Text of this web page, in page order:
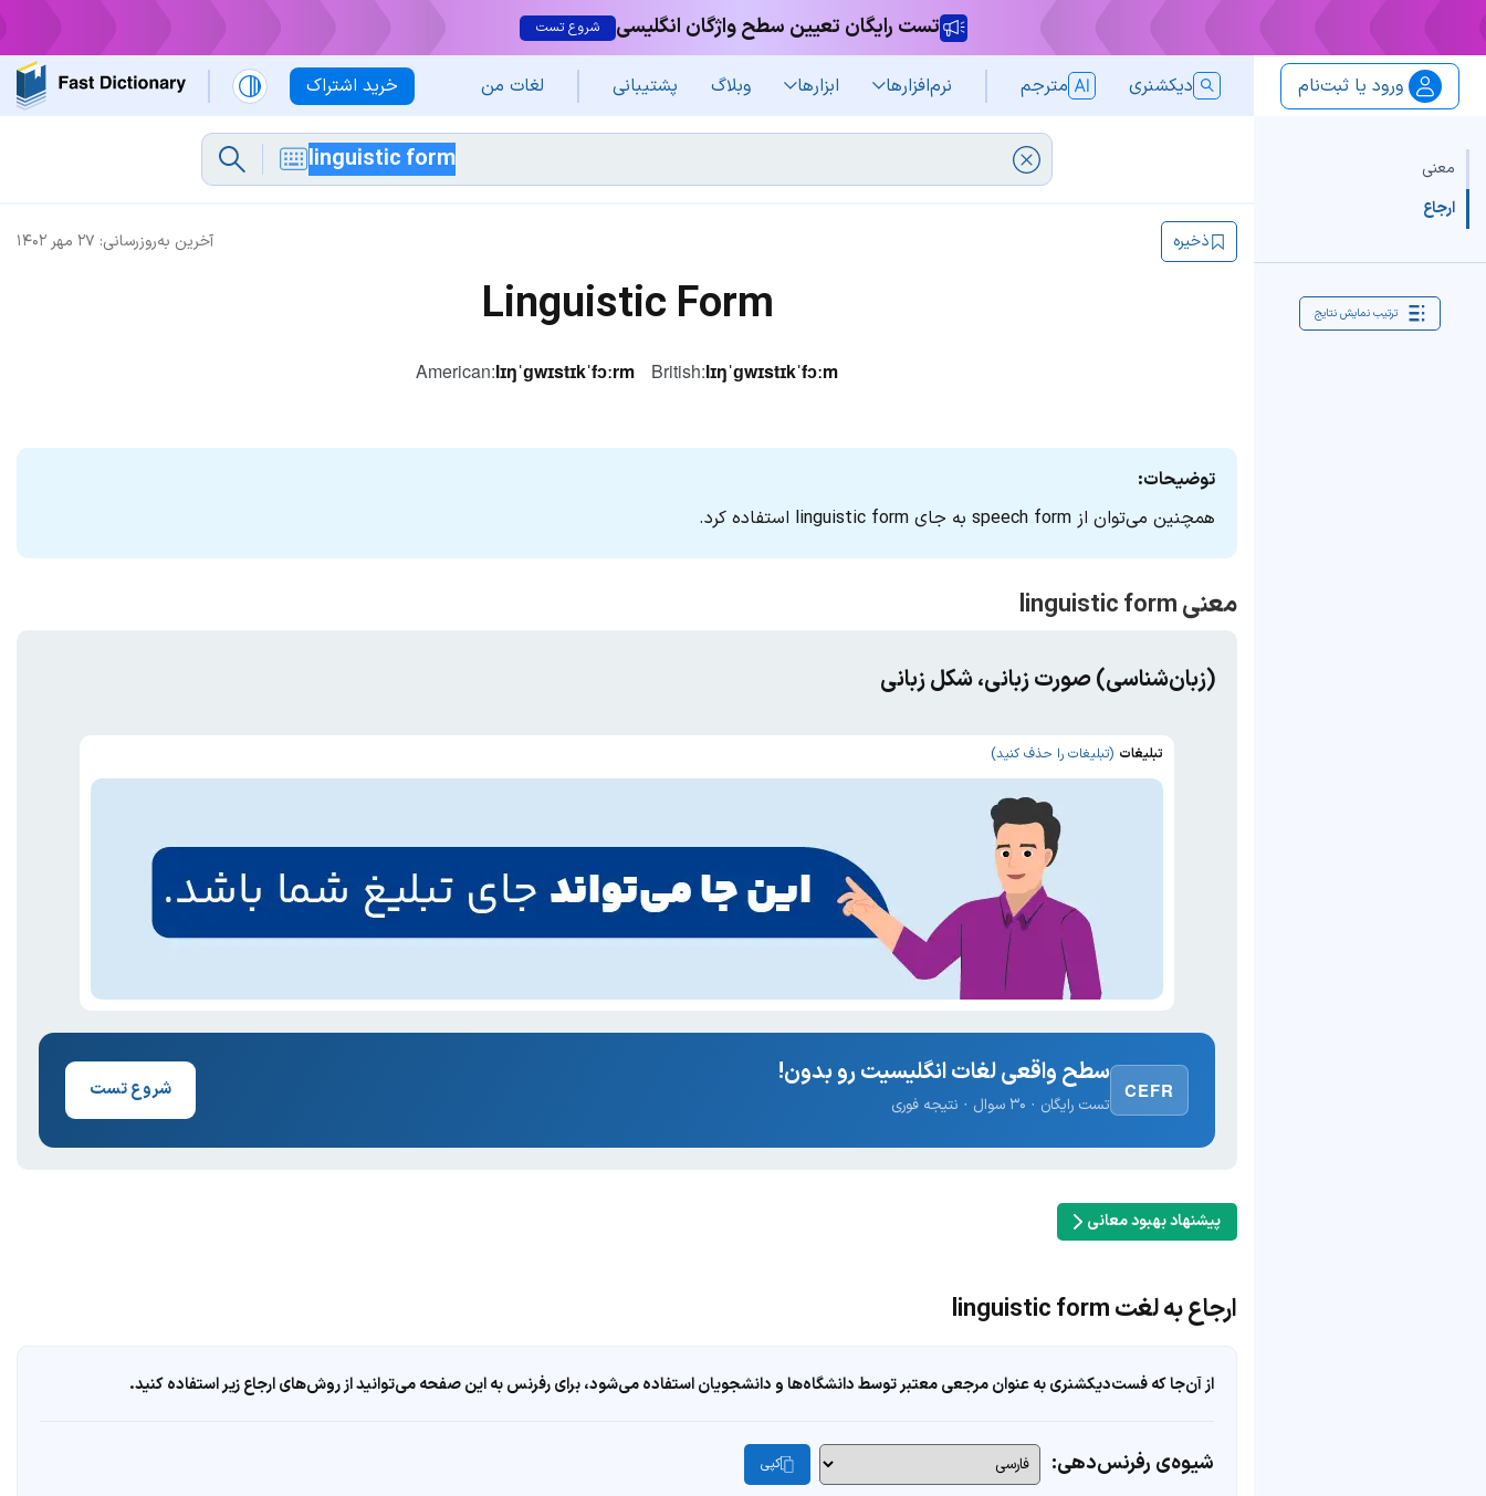
تست رایگان تعیین سطح واژگان انگلیسی شروع تست
خرید اشتراک ورود یا ثبت‌نام دیکشنری مترجم نرم‌افزار‌ها ابزارها وبلاگ پشتیبانی لغات من
معنی
ارجاع
ترتیب نمایش نتایج
آخرین به‌روزرسانی: ۲۷ مهر ۱۴۰۲ ذخیره
Linguistic Form
American:lɪŋˈɡwɪstɪkˈfɔːrm British:lɪŋˈɡwɪstɪkˈfɔːm
توضیحات:
همچنین می‌توان از speech form به‌ جای linguistic form استفاده کرد.
معنی linguistic form
(زبان‌شناسی) صورت زبانی، شکل زبانی
تبلیغات (تبلیغات را حذف کنید)
CEFR
سطح واقعی لغات انگلیسیت رو بدون!
تست رایگان · ۳۰ سوال · نتیجه فوری
شروع تست
پیشنهاد بهبود معانی
ارجاع به لغت linguistic form
از آن‌جا که فست‌دیکشنری به عنوان مرجعی معتبر توسط دانشگاه‌ها و دانشجویان استفاده می‌شود، برای رفرنس به این صفحه می‌توانید از روش‌های ارجاع زیر استفاده کنید.
شیوه‌ی رفرنس‌دهی: کپی